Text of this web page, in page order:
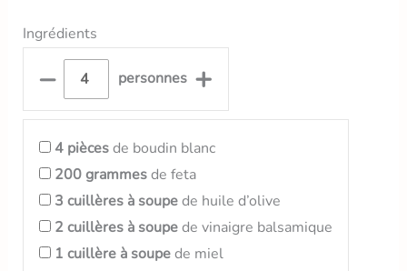
Ingrédients
– personnes +
4 piècesde boudin blanc
200grammesde feta
3 cuillères à soupede huile d’olive
2cuillères à soupede vinaigre balsamique
1 cuillère à soupede miel